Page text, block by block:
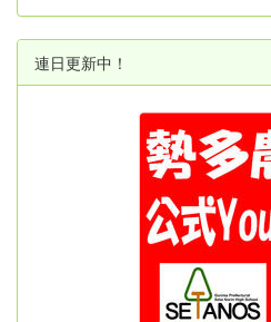
連日更新中！